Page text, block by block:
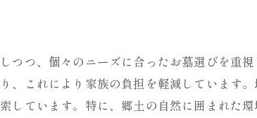
通じて感じる古河市の四季の変化
背景がもたらす供養の深い意味合い
の伝統が支える新たな供養スタイル
つつ、個々のニーズに合ったお墓選びを重
、これにより家族の負担を軽減しています
しています。特に、郷土の自然に囲まれた